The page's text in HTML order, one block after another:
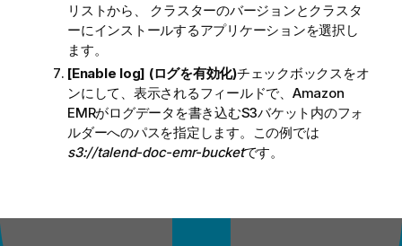
リストから、 クラスターのバージョンとクラスタ
ーにインストールするアプリケーションを選択し
ます。
[Enable log] (ログを有効化)チェックボックスをオ
ンにして、表示されるフィールドで、Amazon
EMRがログデータを書き込むS3バケット内のフォ
ルダーへのパスを指定します。この例では
s3://talend-doc-emr-bucketです。